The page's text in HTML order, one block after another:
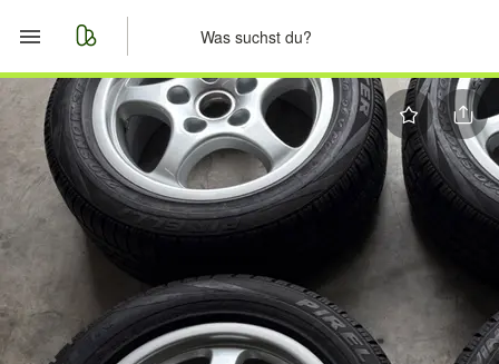
Start
Merkliste
Nachrichten
Anzeige aufgeben